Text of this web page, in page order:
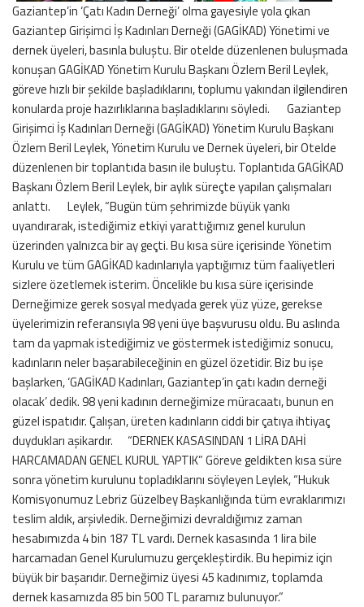
Gaziantep’in ‘Çatı Kadın Derneği’ olma gayesiyle yola çıkan
Gaziantep Girişimci İş Kadınları Derneği (GAGİKAD) Yönetimi ve
dernek üyeleri, basınla buluştu. Bir otelde düzenlenen buluşmada
konuşan GAGİKAD Yönetim Kurulu Başkanı Özlem Beril Leylek,
göreve hızlı bir şekilde başladıklarını, toplumu yakından ilgilendiren
konularda proje hazırlıklarına başladıklarını söyledi. Gaziantep
Girişimci İş Kadınları Derneği (GAGİKAD) Yönetim Kurulu Başkanı
Özlem Beril Leylek, Yönetim Kurulu ve Dernek üyeleri, bir Otelde
düzenlenen bir toplantıda basın ile buluştu. Toplantıda GAGİKAD
Başkanı Özlem Beril Leylek, bir aylık süreçte yapılan çalışmaları
anlattı. Leylek, “Bugün tüm şehrimizde büyük yankı
uyandırarak, istediğimiz etkiyi yarattığımız genel kurulun
üzerinden yalnızca bir ay geçti. Bu kısa süre içerisinde Yönetim
Kurulu ve tüm GAGİKAD kadınlarıyla yaptığımız tüm faaliyetleri
sizlere özetlemek isterim. Öncelikle bu kısa süre içerisinde
Derneğimize gerek sosyal medyada gerek yüz yüze, gerekse
üyelerimizin referansıyla 98 yeni üye başvurusu oldu. Bu aslında
tam da yapmak istediğimiz ve göstermek istediğimiz sonucu,
kadınların neler başarabileceğinin en güzel özetidir. Biz bu işe
başlarken, ‘GAGİKAD Kadınları, Gaziantep’in çatı kadın derneği
olacak’ dedik. 98 yeni kadının derneğimize müracaatı, bunun en
güzel ispatıdır. Çalışan, üreten kadınların ciddi bir çatıya ihtiyaç
duydukları aşikardır. “DERNEK KASASINDAN 1 LİRA DAHİ
HARCAMADAN GENEL KURUL YAPTIK” Göreve geldikten kısa süre
sonra yönetim kurulunu topladıklarını söyleyen Leylek, “Hukuk
Komisyonumuz Lebriz Güzelbey Başkanlığında tüm evraklarımızı
teslim aldık, arşivledik. Derneğimizi devraldığımız zaman
hesabımızda 4 bin 187 TL vardı. Dernek kasasında 1 lira bile
harcamadan Genel Kurulumuzu gerçekleştirdik. Bu hepimiz için
büyük bir başarıdır. Derneğimiz üyesi 45 kadınımız, toplamda
dernek kasamızda 85 bin 500 TL paramız bulunuyor.”